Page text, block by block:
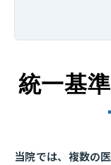
統一基
当院では、複数の